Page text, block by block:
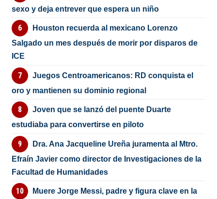
sexo y deja entrever que espera un niño
Houston recuerda al mexicano Lorenzo
Salgado un mes después de morir por disparos de
ICE
Juegos Centroamericanos: RD conquista el
oro y mantienen su dominio regional
Joven que se lanzó del puente Duarte
estudiaba para convertirse en piloto
Dra. Ana Jacqueline Ureña juramenta al Mtro.
Efraín Javier como director de Investigaciones de la
Facultad de Humanidades
Muere Jorge Messi, padre y figura clave en la